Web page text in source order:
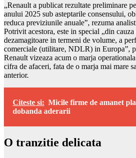
„Renault a publicat rezultate preliminare
anului 2025 sub asteptarile consensului,
reduca previziunile anuale”, rezuma
Potrivit acestora, este in special „din
dezamagitoare in termeni de volume, a
comerciale (utilitare, NDLR) in Europa”,
Renault vizeaza acum o marja
cifra de afaceri, fata de o marja mai mare
anterior.
Citeste si: Micile firme de amanet
dobanda aderarii
O tranzitie delicata